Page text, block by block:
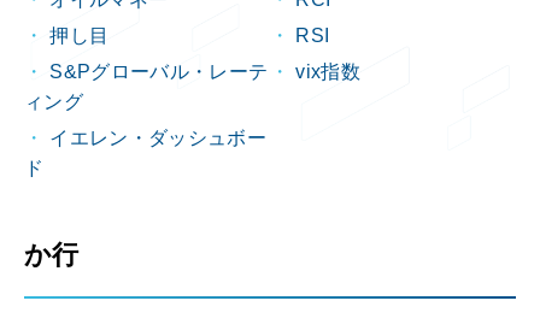
押し目
RSI
S&Pグローバル・レーテ
ィング
vix指数
イエレン・ダッシュボー
ド
か行